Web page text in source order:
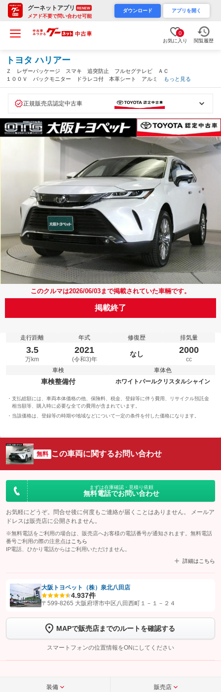
グーネットアプリ RENEW
メアド不要で問い合わせ可能
ダウンロード アプリを開く
0
お気に入り 閲覧履歴
トヨタ ハリアー
Ｚ レザーパッケージ スマキ 追突防止 フルセグテレビ ＡＣ
１００Ｖ バックモニター ドラレコ付 本革シート アルミ 横
滑り防止機能 Ｐシート オートクルーズコントロール ＡＵＸ
もっと見る
正規販売店認定中古車
このクルマは2026/06/03まで掲載されていた車輛です。
掲載終了
走行距離
3.5
万km
年式
2021
(令和3)年
修復歴
なし
排気量
2000
cc
車検
車検整備付
車体色
ホワイトパールクリスタルシャイン
支払総額には、車両本体価格の他、保険料、税金、登録等に伴う費用、リサイクル預託金
相当額等、購入時に必要な全ての費用が含まれています。
当該価格は、登録等の時期や地域などについて一定の条件を付した価格になります。
無料 この車両に関するお問い合わせ
まずは在庫確認・見積り依頼
無料電話でお問い合わせ
お気軽にどうぞ。問合せ後に何度もご連絡が届くことはありません。 メールア
ドレスは販売店に公開されません。
※無料電話をご利用の場合は、販売店へお客様の電話番号が通知されます。無料電話
番号ご利用の際の注意点は こちら
IP電話、ひかり電話からはご利用いただけません。
詳細はこちら
【STEP1】認証画面でグーネットを友だち追加してから「許可する」ボタンを押
トーク画面で
ボタンをタップして問い合わせを
完了してください。
こちら
大阪トヨペット（株）泉北八田店
4.937件
〒599-8265 大阪府堺市中区八田西町１－１－２４
MAPで販売店までのルートを確認する
スマートフォンの位置情報をONにしてください
装備 販売店